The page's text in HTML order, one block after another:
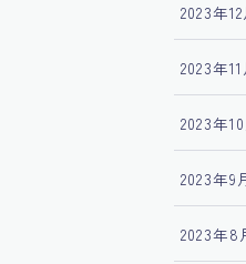
2023年12
2023年11
2023年10
2023年9
2023年8